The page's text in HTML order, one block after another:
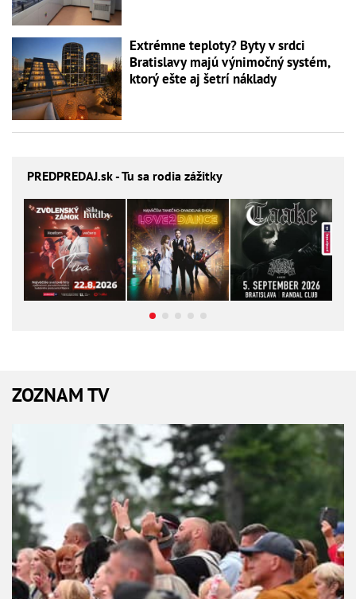
Extrémne teploty? Byty v srdci
Bratislavy majú výnimočný systém,
ktorý ešte aj šetrí náklady
PREDPREDAJ.sk - Tu sa rodia zážitky
ZOZNAM TV